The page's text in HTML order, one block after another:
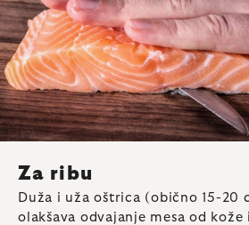
Za ribu
Duža i uža oštrica (obično 15-20
olakšava odvajanje mesa od kože i